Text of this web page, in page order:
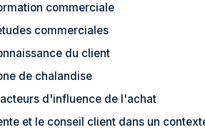
commerciale
commerciales
du client
de chalandise
d'influence de l'achat
et le conseil client dans un